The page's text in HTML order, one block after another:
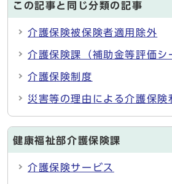
この記事と同じ分類の記事
介護保険被保険者適用除外
介護保険課（補助金等評価シ
介護保険制度
災害等の理由による介護保険
健康福祉部介護保険課
介護保険サービス